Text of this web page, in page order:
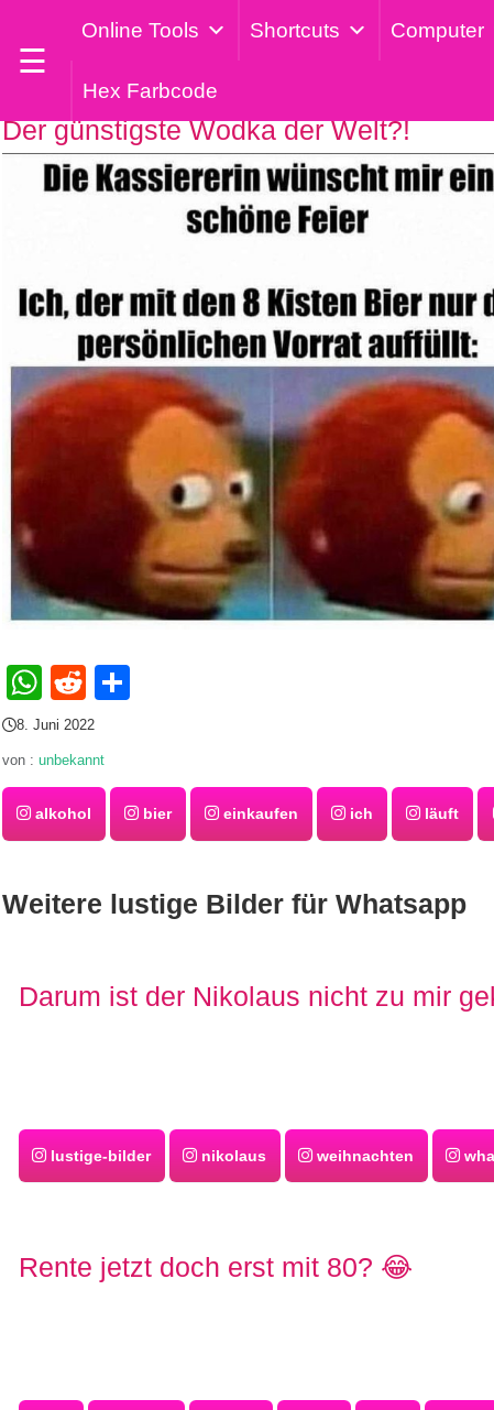
☰
Online Tools Shortcuts Computer
Hex Farbcode
Der günstigste Wodka der Welt?!
WhatsApp
Reddit
8. Juni 2022
von : unbekannt
alkohol bier einkaufen ich läuft
Weitere lustige Bilder für Whatsapp
Darum ist der Nikolaus nicht zu mir
lustige-bilder nikolaus weihnachten
Rente jetzt doch erst mit 80? 😂